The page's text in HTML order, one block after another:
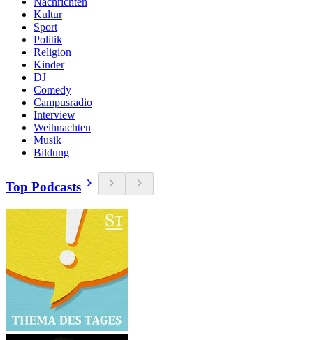
Kultur
Sport
Politik
Religion
Kinder
DJ
Comedy
Campusradio
Interview
Weihnachten
Musik
Bildung
Top Podcasts